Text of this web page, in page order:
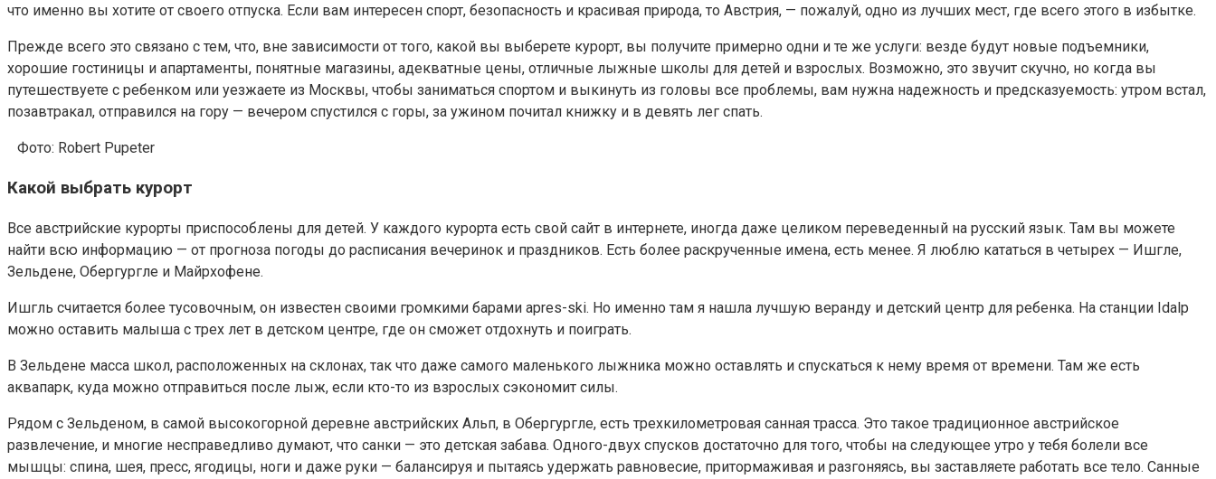
что именно вы хотите от своего отпуска. Если вам интересен спорт, безопасность и красивая природа, то Австрия, — пожалуй, одно из лучших мест, где всего этого в избытке.
Прежде всего это связано с тем, что, вне зависимости от того, какой вы выберете курорт, вы получите примерно одни и те же услуги: везде будут новые подъемники,
хорошие гостиницы и апартаменты, понятные магазины, адекватные цены, отличные лыжные школы для детей и взрослых. Возможно, это звучит скучно, но когда вы
путешествуете с ребенком или уезжаете из Москвы, чтобы заниматься спортом и выкинуть из головы все проблемы, вам нужна надежность и предсказуемость: утром встал,
позавтракал, отправился на гору — вечером спустился с горы, за ужином почитал книжку и в девять лег спать.
Фото: Robert Pupeter
Какой выбрать курорт
Все австрийские курорты приспособлены для детей. У каждого курорта есть свой сайт в интернете, иногда даже целиком переведенный на русский язык. Там вы можете
найти всю информацию — от прогноза погоды до расписания вечеринок и праздников. Есть более раскрученные имена, есть менее. Я люблю кататься в четырех — Ишгле,
Зельдене, Обергургле и Майрхофене.
Ишгль считается более тусовочным, он известен своими громкими барами apres-ski. Но именно там я нашла лучшую веранду и детский центр для ребенка. На станции Idalp
можно оставить малыша с трех лет в детском центре, где он сможет отдохнуть и поиграть.
В Зельдене масса школ, расположенных на склонах, так что даже самого маленького лыжника можно оставлять и спускаться к нему время от времени. Там же есть
аквапарк, куда можно отправиться после лыж, если кто-то из взрослых сэкономит силы.
Рядом с Зельденом, в самой высокогорной деревне австрийских Альп, в Обергургле, есть трехкилометровая санная трасса. Это такое традиционное австрийское
развлечение, и многие несправедливо думают, что санки — это детская забава. Одного-двух спусков достаточно для того, чтобы на следующее утро у тебя болели все
мышцы: спина, шея, пресс, ягодицы, ноги и даже руки — балансируя и пытаясь удержать равновесие, притормаживая и разгоняясь, вы заставляете работать все тело. Санные